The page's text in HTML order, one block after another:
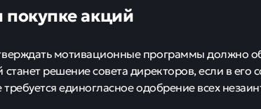
акций
мотивационные программы должно
решение совета директоров, если в его
единогласное одобрение всех